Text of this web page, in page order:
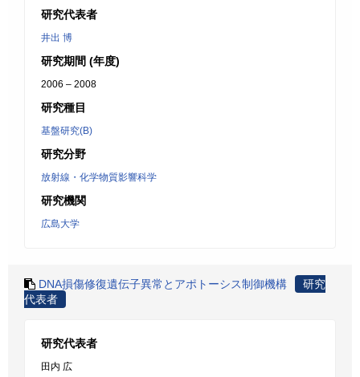
研究代表者
井出 博
研究期間 (年度)
2006 – 2008
研究種目
基盤研究(B)
研究分野
放射線・化学物質影響科学
研究機関
広島大学
DNA損傷修復遺伝子異常とアポトーシス制御機構
研究
代表者
研究代表者
田内 広